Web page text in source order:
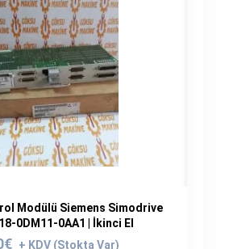
Modülü Siemens Simodrive
0DM11-0AA1 | İkinci El
€
Şu